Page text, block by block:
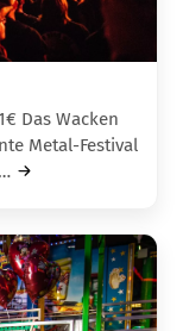
Das Wacken
Metal-Festival